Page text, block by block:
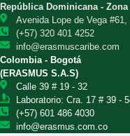
República Dominicana - Zona
Avenida Lope de Vega
(+57) 320 401 4252
info@erasmuscaribe.com
Colombia - Bogotá
(ERASMUS S.A.S)
Calle 39 # 19 - 32
Laboratorio: Cra. 17 # 39 -
(+57) 601 486 4030
info@erasmus.com.co